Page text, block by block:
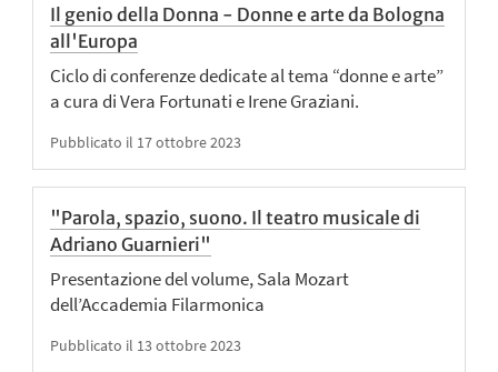
Il genio della Donna - Donne e arte da Bologna
all'Europa
Ciclo di conferenze dedicate al tema “donne e arte”
a cura di Vera Fortunati e Irene Graziani.
Pubblicato il 17 ottobre 2023
"Parola, spazio, suono. Il teatro musicale di
Adriano Guarnieri"
Presentazione del volume, Sala Mozart
dell’Accademia Filarmonica
Pubblicato il 13 ottobre 2023